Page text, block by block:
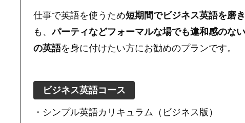
仕事で英語を使うため短期間でビジネス英語を磨
も、パーティなどフォーマルな場でも違和感のな
の英語を身に付けたい方にお勧めのプランです。
ビジネス英語コース
・シンプル英語カリキュラム（ビジネス版）